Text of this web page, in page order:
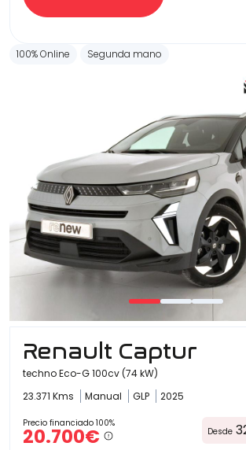
100% Online Segunda mano
Renault Captur
techno Eco-G 100cv (74 kW)
23.371 Kms
Manual GLP 2025
Precio financiado 100%
20.700€ Desde